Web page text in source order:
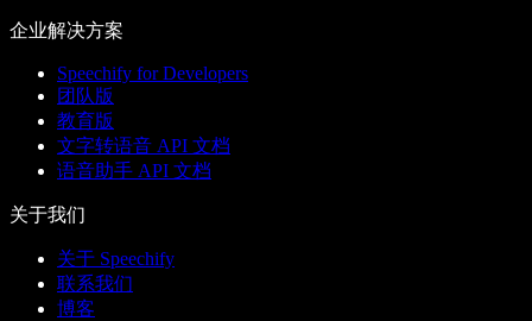
企业解决方案
Speechify for Developers
团队版
教育版
文字转语音 API 文档
语音助手 API 文档
关于我们
关于 Speechify
联系我们
博客